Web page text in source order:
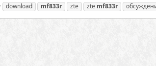
download mf833r zte zte mf833r